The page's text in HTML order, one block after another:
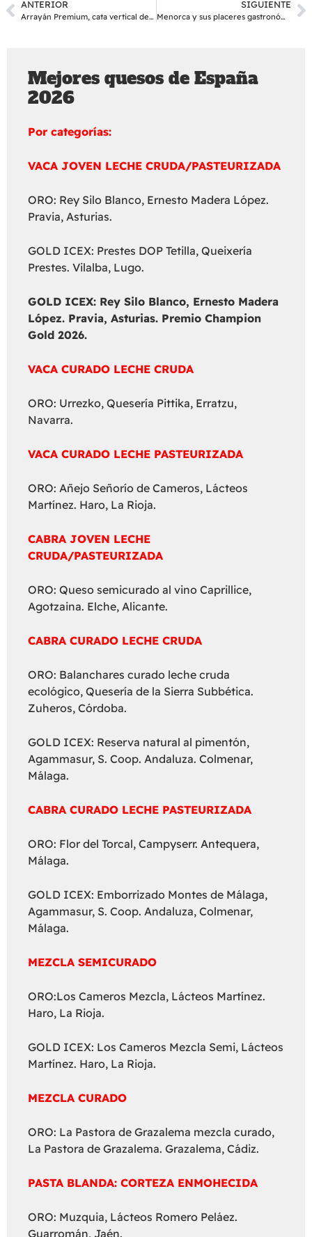
ANTERIOR
Arrayán Premium, cata vertical de aniversario
SIGUIENTE
Menorca y sus placeres gastronómicos
Mejores quesos de España
2026
Por categorías:
VACA JOVEN LECHE CRUDA/PASTEURIZADA
ORO: Rey Silo Blanco, Ernesto Madera López.
Pravia, Asturias.
GOLD ICEX: Prestes DOP Tetilla, Queixería
Prestes. Vilalba, Lugo.
GOLD ICEX: Rey Silo Blanco, Ernesto Madera
López. Pravia, Asturias. Premio Champion
Gold 2026.
VACA CURADO LECHE CRUDA
ORO: Urrezko, Quesería Pittika, Erratzu,
Navarra.
VACA CURADO LECHE PASTEURIZADA
ORO: Añejo Señorío de Cameros, Lácteos
Martínez. Haro, La Rioja.
CABRA JOVEN LECHE
CRUDA/PASTEURIZADA
ORO: Queso semicurado al vino Caprillice,
Agotzaina. Elche, Alicante.
CABRA CURADO LECHE CRUDA
ORO: Balanchares curado leche cruda
ecológico, Quesería de la Sierra Subbética.
Zuheros, Córdoba.
GOLD ICEX: Reserva natural al pimentón,
Agammasur, S. Coop. Andaluza. Colmenar,
Málaga.
CABRA CURADO LECHE PASTEURIZADA
ORO: Flor del Torcal, Campyserr. Antequera,
Málaga.
GOLD ICEX: Emborrizado Montes de Málaga,
Agammasur, S. Coop. Andaluza, Colmenar,
Málaga.
MEZCLA SEMICURADO
ORO:Los Cameros Mezcla, Lácteos Martínez.
Haro, La Rioja.
GOLD ICEX: Los Cameros Mezcla Semi, Lácteos
Martínez. Haro, La Rioja.
MEZCLA CURADO
ORO: La Pastora de Grazalema mezcla curado,
La Pastora de Grazalema. Grazalema, Cádiz.
PASTA BLANDA: CORTEZA ENMOHECIDA
ORO: Muzquia, Lácteos Romero Peláez.
Guarromán, Jaén.